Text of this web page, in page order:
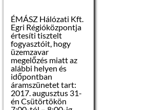
kialakult
legmagasabb ajánlati
ár.
A versenyeztetési
eljárás során, annak
minden résztvevője
köteles biztosítani a
verseny tisztaságát,
az esélyegyenlőséget
és a nyilvánosságot.
ÉMÁSZ Hálózati Kft.
Egri Régióközpontja
értesíti tisztelt
fogyasztóit, hogy
üzemzavar
megelőzés miatt az
alábbi helyen és
időpontban
áramszünetet tart:
2017. augusztus 31-
én Csütörtökön